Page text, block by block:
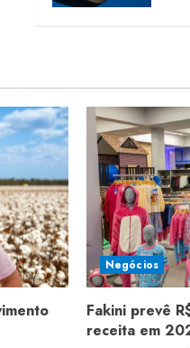
Negócios
Fakini prevê
receita em